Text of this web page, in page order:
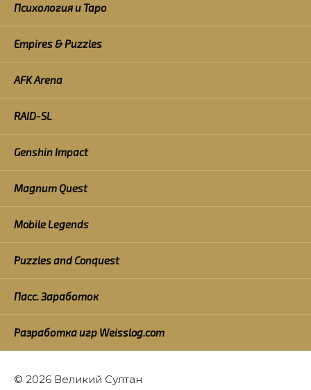
Психология и Таро
Empires & Puzzles
AFK Arena
RAID-SL
Genshin Impact
Magnum Quest
Mobile Legends
Puzzles and Conquest
Пасс. Заработок
Разработка игр Weisslog.com
© 2026 Великий Султан